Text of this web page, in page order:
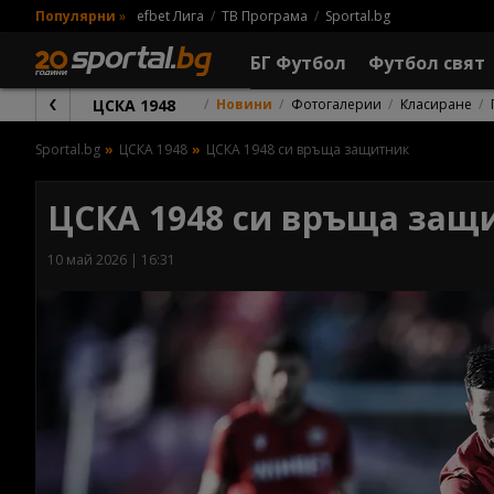
Популярни » efbet Лига ТВ Програма Sportal.bg
БГ Футбол Футбол свят
ЦСКА 1948 Новини Фотогалерии Класиране
Sportal.bg ЦСКА 1948 ЦСКА 1948 си връща защитник
ЦСКА 1948 си връща
10 май 2026 | 16:31